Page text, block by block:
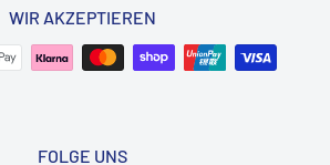
WIR AKZEPTIEREN
FOLGE UNS